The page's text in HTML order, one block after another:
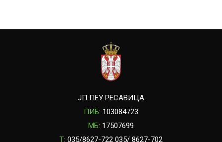
ЈП ПЕУ РЕСАВИЦА
ПИБ: 103084723
МБ: 17507699
T: 035/8627-722 035/ 8627-702